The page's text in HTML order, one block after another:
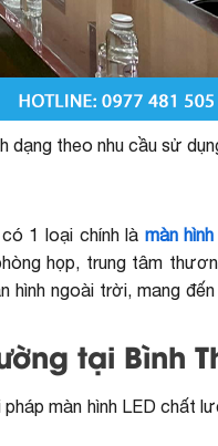
dạng theo nhu cầu sử
1 loại chính là màn
họp, trung tâm
ngoài trời, mang đến
tại Bình
màn hình LED chất